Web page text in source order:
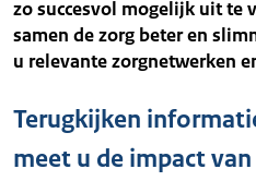
zo succesvol mogelijk uit te
samen de zorg beter en
u relevante zorgnetwerken
Terugkijken
meet u de impact